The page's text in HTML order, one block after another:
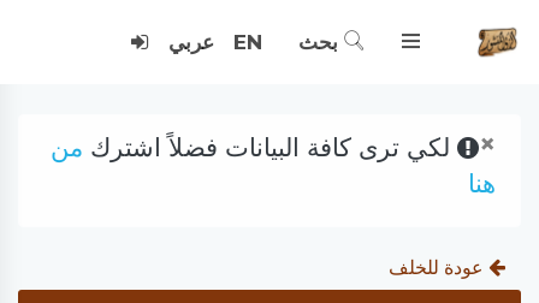
بحث EN عربي
× لكي ترى كافة البيانات فضلاً اشترك من
هنا
عودة للخلف